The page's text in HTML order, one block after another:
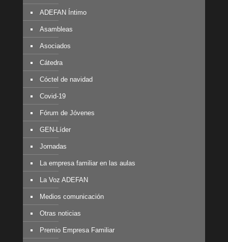
ADEFAN Íntimo
Asambleas
Asociados
Cátedra
Cóctel de navidad
Covid-19
Fórum de Jóvenes
GEN-Líder
Jornadas
La empresa familiar en las aulas
La Voz ADEFAN
Medios comunicación
Otras noticias
Premio Empresa Familiar